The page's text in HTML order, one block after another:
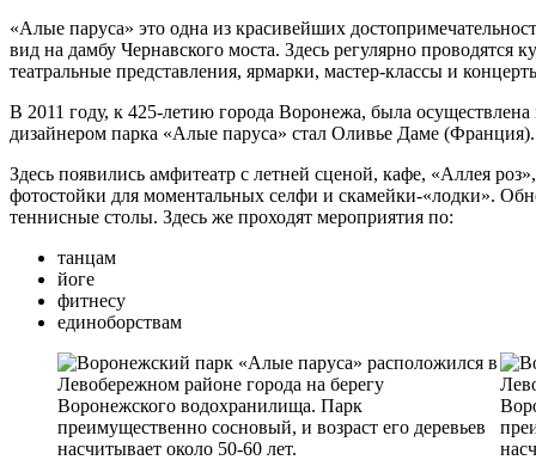
«Алые паруса» это одна из красивейших
вид на дамбу Чернавского моста. Здесь регулярно проводятся
театральные представления, ярмарки, мастер-классы и
В 2011 году, к 425-летию города Воронежа, была
дизайнером парка «Алые паруса» стал Оливье Даме (Франция).
Здесь появились амфитеатр с летней сценой, кафе, «Аллея
фотостойки для моментальных селфи и скамейки-«лодки».
теннисные столы. Здесь же проходят мероприятия по:
танцам
йоге
фитнесу
единоборствам